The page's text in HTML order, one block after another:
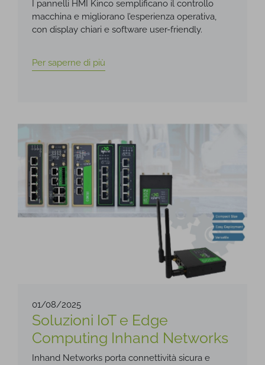
I pannelli HMI Kinco semplificano il controllo
macchina e migliorano l’esperienza operativa,
con display chiari e software user-friendly.
Per saperne di più
01/08/2025
Soluzioni IoT e Edge
Computing Inhand Networks
Inhand Networks porta connettività sicura e